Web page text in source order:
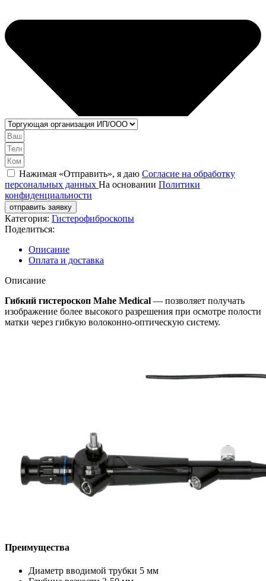
Нажимая «Отправить», я даю Согласие на обработку
персональных данных На основании Политики
конфиденциальности
отправить заявку
Категория: Гистерофиброскопы
Поделиться:
Описание
Оплата и доставка
Описание
Гибкий гистероскоп Mahe Medical — позволяет получать
изображение более высокого разрешения при осмотре полости
матки через гибкую волоконно-оптическую систему.
Преимущества
Диаметр вводимой трубки 5 мм